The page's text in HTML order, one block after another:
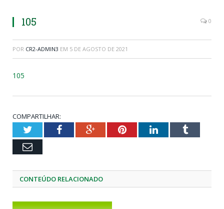
105 0
POR CR2-ADMIN3 EM 5 DE AGOSTO DE 2021
105
COMPARTILHAR:
TwitterFacebookGoogle+PinterestLinkedInTumblr
Email
CONTEÚDO RELACIONADO